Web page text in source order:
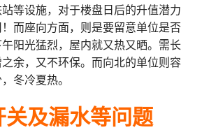
等设施，对于楼盘日后的升值潜力
而座向方面，则是要留意单位是否
阳光猛烈，屋内就又热又晒。需长
余，又不环保。而向北的单位则容
冬冷夏热。
关及漏水等问题